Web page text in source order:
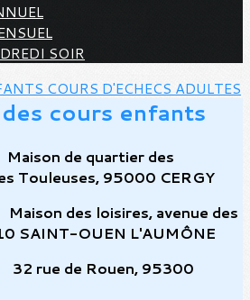
SOIR
COURS D'ECHECS ADULTES
cours enfants
de quartier des
Touleuses, 95000 CERGY
des loisires, avenue des
SAINT-OUEN L'AUMÔNE
rue de Rouen, 95300